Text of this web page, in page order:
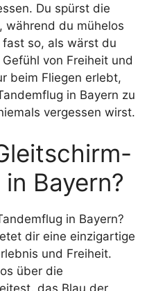
Du spürst die
während du mühelos
so, als wärst du
von Freiheit und
beim Fliegen erlebt,
in Bayern zu
vergessen wirst.
Bayern?
in Bayern?
dir eine einzigartige
und Freiheit.
über die
das Blau der